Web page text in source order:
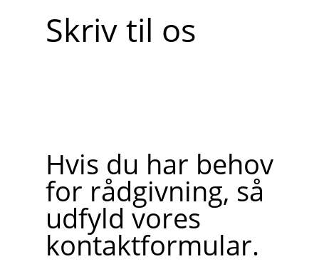
Skriv til os
Hvis du har behov
for rådgivning, så
udfyld vores
kontaktformular.